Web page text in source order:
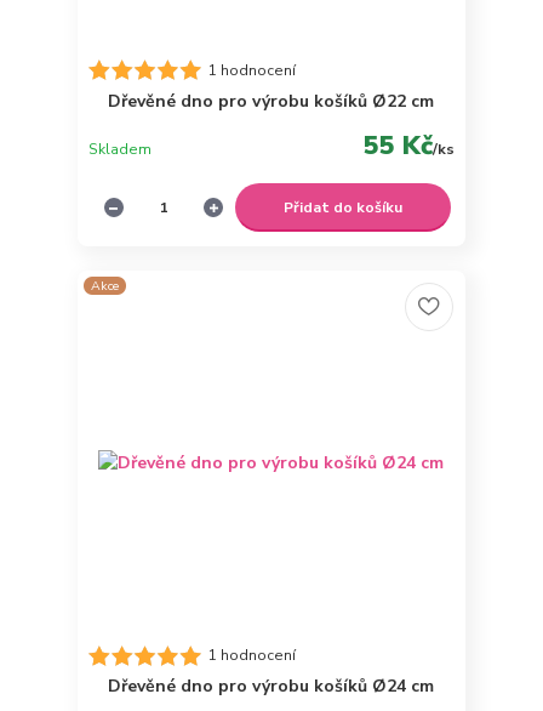
1 hodnocení
Dřevěné dno pro výrobu košíků Ø22 cm
55 Kč/ks
Skladem
Přidat do košíku
Akce
1 hodnocení
Dřevěné dno pro výrobu košíků Ø24 cm